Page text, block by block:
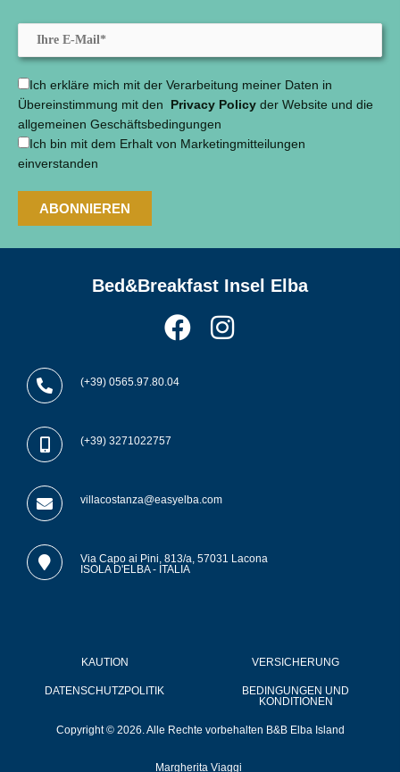
Ich erkläre mich mit der Verarbeitung meiner Daten in
Übereinstimmung mit den Privacy Policy der Website und die
allgemeinen Geschäftsbedingungen
Ich bin mit dem Erhalt von Marketingmitteilungen
einverstanden
Bed&Breakfast Insel Elba
F
c
o
k
I
a
(+39) 0565.97.80.04
(+39) 3271022757
villacostanza@easyelba.com
Via Capo ai Pini, 813/a, 57031 Lacona
ISOLA D'ELBA - ITALIA
KAUTION VERSICHERUNG
DATENSCHUTZPOLITIK
BEDINGUNGEN UND
KONDITIONEN
Copyright © 2026. Alle Rechte vorbehalten B&B Elba Island
Margherita Viaggi